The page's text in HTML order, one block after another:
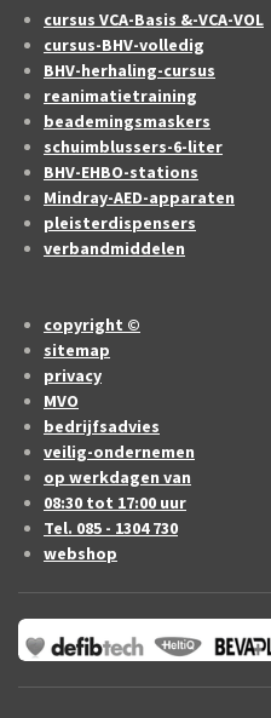
cursus VCA-Basis &-VCA-VOL
cursus-BHV-volledig
BHV-herhaling-cursus
reanimatietraining
beademingsmaskers
schuimblussers-6-liter
BHV-EHBO-stations
Mindray-AED-apparaten
pleisterdispensers
verbandmiddelen
copyright ©
sitemap
privacy
MVO
bedrijfsadvies
veilig-ondernemen
op werkdagen van
08:30 tot 17:00 uur
Tel. 085 - 1304 730
webshop